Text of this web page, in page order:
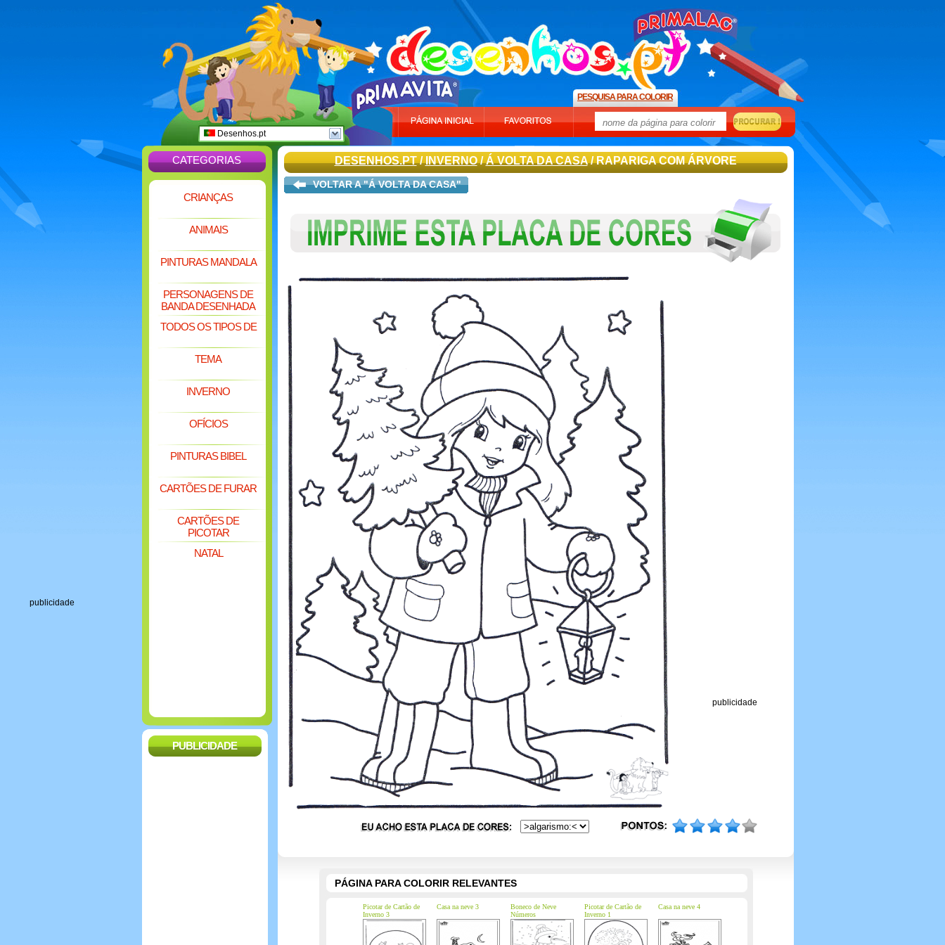
publicidade
Desenhos.pt
PESQUISA PARA COLORIR
CATEGORIAS
CRIANÇAS
ANIMAIS
PINTURAS MANDALA
PERSONAGENS DE
BANDA DESENHADA
TODOS OS TIPOS DE
TEMA
INVERNO
OFÍCIOS
PINTURAS BIBEL
CARTÕES DE FURAR
CARTÕES DE
PICOTAR
NATAL
PUBLICIDADE
DESENHOS.PT/INVERNO/Á VOLTA DA CASA/ RAPARIGA COM ÁRVORE
VOLTAR A "Á VOLTA DA CASA"
publicidade
PÁGINA PARA COLORIR RELEVANTES
Picotar de Cartão de
Inverno 3
Casa na neve 3
Boneco de Neve
Números
Picotar de Cartão de
Inverno 1
Casa na neve 4